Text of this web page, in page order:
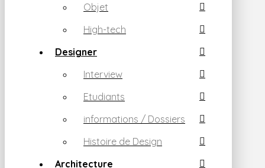
Objet
High-tech
Designer
Interview
Etudiants
informations / Dossiers
Histoire de Design
Architecture